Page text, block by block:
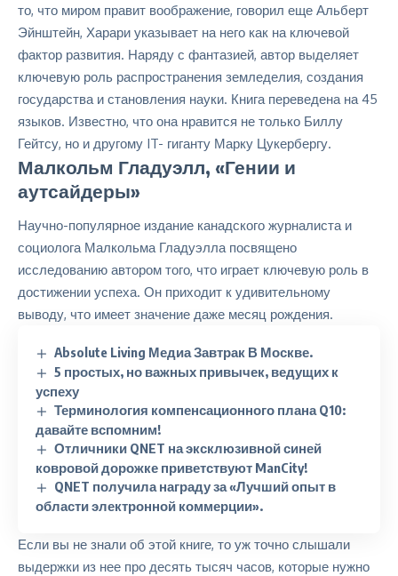
то, что миром правит воображение, говорил еще Альберт
Эйнштейн, Харари указывает на него как на ключевой
фактор развития. Наряду с фантазией, автор выделяет
ключевую роль распространения земледелия, создания
государства и становления науки. Книга переведена на 45
языков. Известно, что она нравится не только Биллу
Гейтсу, но и другому IT- гиганту Марку Цукербергу.
Малкольм Гладуэлл, «Гении и
аутсайдеры»
Научно-популярное издание канадского журналиста и
социолога Малкольма Гладуэлла посвящено
исследованию автором того, что играет ключевую роль в
достижении успеха. Он приходит к удивительному
выводу, что имеет значение даже месяц рождения.
Absolute Living Медиа Завтрак В Москве.
5 простых, но важных привычек, ведущих к
успеху
Терминология компенсационного плана Q10:
давайте вспомним!
Отличники QNET на эксклюзивной синей
ковровой дорожке приветствуют ManCity!
QNET получила награду за «Лучший опыт в
области электронной коммерции».
Если вы не знали об этой книге, то уж точно слышали
выдержки из нее про десять тысяч часов, которые нужно